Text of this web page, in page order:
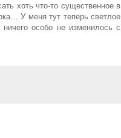
хоть что-то существенное в
У меня тут теперь светлое
особо не изменилось с